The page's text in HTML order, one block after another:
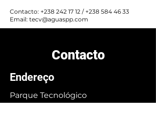
Contacto: +238 242 17 12 / +238 584 46 33
Email: tecv@aguaspp.com
Contacto
Endereço
Parque Tecnológico